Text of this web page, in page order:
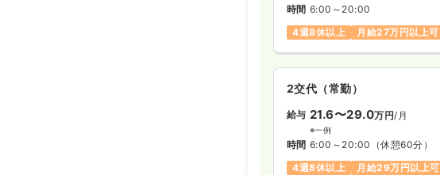
時間 6:00～20:00
4週8休以上
月給27万円以上可
2交代（常勤）
給与 21.6〜29.0万円/月
※一例
時間 6:00～20:00 （休憩60分）
4週8休以上
月給29万円以上可